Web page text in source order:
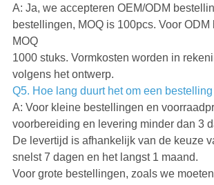
A: Ja, we accepteren OEM/ODM
bestellingen, MOQ is 100pcs. Voor ODM
MOQ
1000 stuks. Vormkosten worden in
volgens het ontwerp.
Q5. Hoe lang duurt het om een
A: Voor kleine bestellingen en
voorbereiding en levering minder dan 3
De levertijd is afhankelijk van de keuze
snelst 7 dagen en het langst 1 maand.
Voor grote bestellingen, zoals we